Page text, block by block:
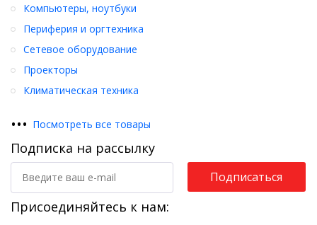
Компьютеры, ноутбуки
Периферия и оргтехника
Сетевое оборудование
Проекторы
Климатическая техника
••• Посмотреть все товары
Подписка на рассылку
Подписаться
Присоединяйтесь к нам: